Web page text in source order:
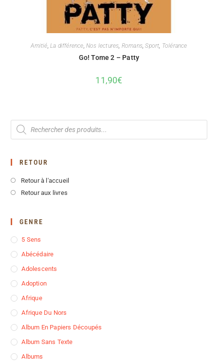
Amitié La différence Nos lectures Romans ,Sport Tolérance
Go! Tome 2 – Patty
11,90€
RETOUR
Retour à l'accueil
Retour aux livres
GENRE
5 Sens
Abécédaire
Adolescents
Adoption
Afrique
Afrique Du Nors
Album En Papiers Découpés
Album Sans Texte
Albums